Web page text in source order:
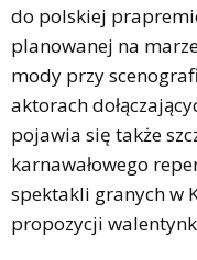
do polskiej
planowanej na
mody przy
aktorach
pojawia się także
karnawałowego
spektakli granych w
propozycji